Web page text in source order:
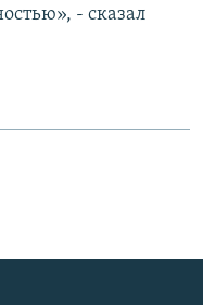
- сказал